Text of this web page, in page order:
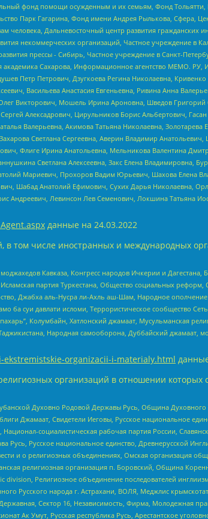
фонд помощи осужденным и их семьям, Фонд
Парк Гагарина, Фонд имени Андрея Рылькова, Сфера,
человека, Дальневосточный центр развития
некоммерческих организаций, Частное учреждение в
прессы - Сибирь, Частное учреждение в Санкт-
Сахарова, Информационное агентство МЕМО.
Петр Петрович, Дзугкоева Регина Николаевна,
Васильева Анастасия Евгеньевна, Ривина Анна
Викторович, Мошель Ирина Ароновна, Шведов
Алексадрович, Цирульников Борис Альбертович,
Валерьевна, Акимова Татьяна Николаевна,
Светлана Сергеевна, Аверин Владимир
Флиге Ирина Анатольевна, Мельникова Валентина
Светлана Алексеевна, Закс Елена
Мариевич, Прохоров Вадим Юрьевич, Шахова Елена
Шабад Анатолий Ефимович, Сухих Дарья Николаевна,
Андреевич, Левинсон Лев Семенович, Локшина Татьяна
данные на 24.03.2022
том числе иностранных и международных
Кавказа, Конгресс народов Ичкерии и Дагестана,
партия Туркестана, Общество социальных
Джабха аль-Нусра ли-Ахль аш-Шам, Народное
ба суи давлати исломи, Террористическое сообщество
Колумбайн, Хатлонский джамаат, Мусульманская
Народная самооборона, Дуббайский
organizacii-i-materialy.html
организаций в отношении
Духовно Родовой Державы Русь, Община
Джамаат, Свидетели Иеговы, Русское национальное
социалистическая рабочая партия России,
Русь, Русское национальное единство, Древнерусской
и о религиозных объединениях, Омская организация
религиозная организация п. Боровский, Община
division, Религиозное объединение последователей
Русского народа г. Астрахани, ВОЛЯ, Меджлис
Сектор 16, Независимость, Фирма, Молодежная
Ак Умут, Русская республика Русь, Арестантское